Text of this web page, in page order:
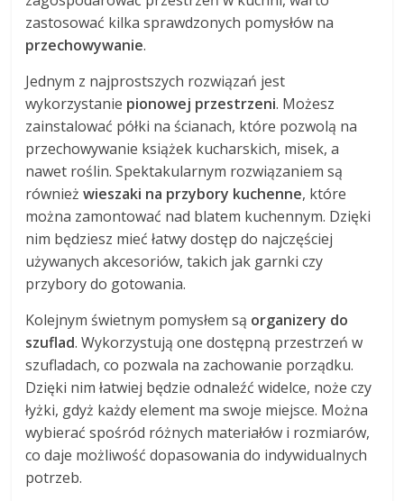
zastosować kilka sprawdzonych pomysłów na
przechowywanie.
Jednym z najprostszych rozwiązań jest
wykorzystanie pionowej przestrzeni. Możesz
zainstalować półki na ścianach, które pozwolą na
przechowywanie książek kucharskich, misek, a
nawet roślin. Spektakularnym rozwiązaniem są
równieżwieszaki na przybory kuchenne, które
można zamontować nad blatem kuchennym. Dzięki
nim będziesz mieć łatwy dostęp do najczęściej
używanych akcesoriów, takich jak garnki czy
przybory do gotowania.
Kolejnym świetnym pomysłem są organizery do
szuflad. Wykorzystują one dostępną przestrzeń w
szufladach, co pozwala na zachowanie porządku.
Dzięki nim łatwiej będzie odnaleźć widelce, noże czy
łyżki, gdyż każdy element ma swoje miejsce. Można
wybierać spośród różnych materiałów i rozmiarów,
co daje możliwość dopasowania do indywidualnych
potrzeb.